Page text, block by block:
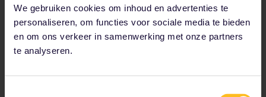
We gebruiken cookies om inhoud en advertenties te
personaliseren, om functies voor sociale media te bieden
en om ons verkeer in samenwerking met onze partners
te analyseren.